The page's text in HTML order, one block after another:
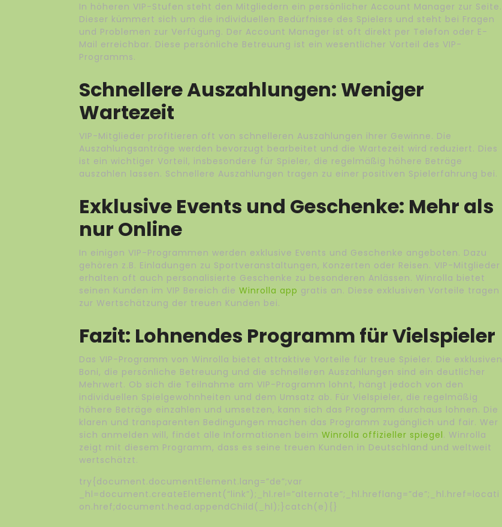
In höheren VIP-Stufen steht den Mitgliedern ein persönlicher Account Manager zur Seite.
Dieser kümmert sich um die individuellen Bedürfnisse des Spielers und steht bei Fragen
und Problemen zur Verfügung. Der Account Manager ist oft direkt per Telefon oder E-
Mail erreichbar. Diese persönliche Betreuung ist ein wesentlicher Vorteil des VIP-
Programms.
Schnellere Auszahlungen: Weniger
Wartezeit
VIP-Mitglieder profitieren oft von schnelleren Auszahlungen ihrer Gewinne. Die
Auszahlungsanträge werden bevorzugt bearbeitet und die Wartezeit wird reduziert. Dies
ist ein wichtiger Vorteil, insbesondere für Spieler, die regelmäßig höhere Beträge
auszahlen lassen. Schnellere Auszahlungen tragen zu einer positiven Spielerfahrung bei.
Exklusive Events und Geschenke: Mehr als
nur Online
In einigen VIP-Programmen werden exklusive Events und Geschenke angeboten. Dazu
gehören z.B. Einladungen zu Sportveranstaltungen, Konzerten oder Reisen. VIP-Mitglieder
erhalten oft auch personalisierte Geschenke zu besonderen Anlässen. Winrolla bietet
seinen Kunden im VIP Bereich die Winrolla app gratis an. Diese exklusiven Vorteile tragen
zur Wertschätzung der treuen Kunden bei.
Fazit: Lohnendes Programm für Vielspieler
Das VIP-Programm von Winrolla bietet attraktive Vorteile für treue Spieler. Die exklusiven
Boni, die persönliche Betreuung und die schnelleren Auszahlungen sind ein deutlicher
Mehrwert. Ob sich die Teilnahme am VIP-Programm lohnt, hängt jedoch von den
individuellen Spielgewohnheiten und dem Umsatz ab. Für Vielspieler, die regelmäßig
höhere Beträge einzahlen und umsetzen, kann sich das Programm durchaus lohnen. Die
klaren und transparenten Bedingungen machen das Programm zugänglich und fair. Wer
sich anmelden will, findet alle Informationen beim Winrolla offizieller spiegel. Winrolla
zeigt mit diesem Programm, dass es seine treuen Kunden in Deutschland und weltweit
wertschätzt.
try{document.documentElement.lang=”de”;var
_hl=document.createElement(“link”);_hl.rel=”alternate”;_hl.hreflang=”de”;_hl.href=locati
on.href;document.head.appendChild(_hl);}catch(e){}